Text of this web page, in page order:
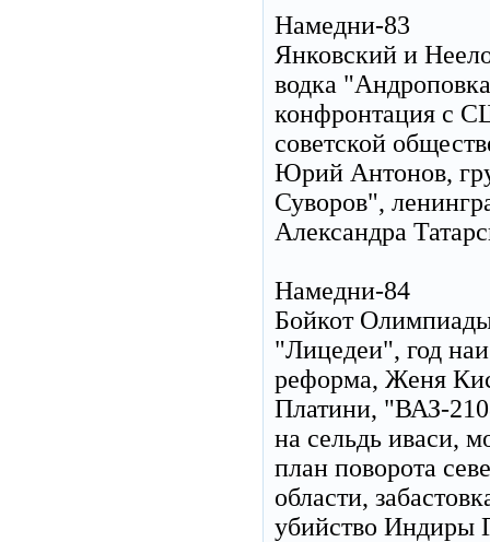
Намедни-83
Янковский и
водка
конфронтация с
советской
Юрий Антонов,
Суворов",
Александра
Намедни-84
Бойкот
"Лицедеи", год
реформа, Женя
Платини, "ВАЗ-
на сельдь иваси,
план поворота
области,
убийство Индиры